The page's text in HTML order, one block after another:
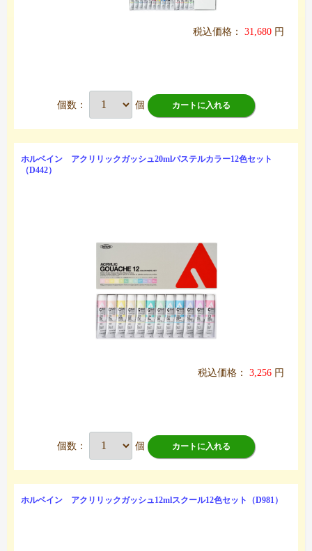
税込価格： 31,680 円
個数： 個 カートに入れる
ホルベイン アクリリックガッシュ20mlパステルカラー12色セット
（D442）
税込価格： 3,256 円
個数： 個 カートに入れる
ホルベイン アクリリックガッシュ12mlスクール12色セット（D981）